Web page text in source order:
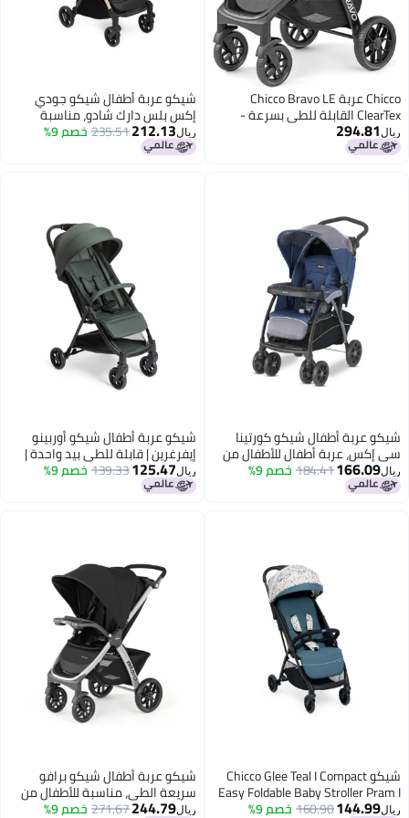
Chicco عربة Chicco Bravo LE
ClearTex القابلة للطي بسرعة -
رمادي
ريال294.81
شيكو عربة أطفال شيكو جودي
إكس بلس دارك شادو، مناسبة
للأطفال من عمر 0 ​​إلى 4 سنوات،
سهلة الطي بيد واحدة، عجلات كبيرة
ريال212.13
235.51خصم 9%
شيكو عربة أطفال شيكو كورتينا
سي إكس، عربة أطفال للأطفال من
عمر 0-5 سنوات (ولد، بنت)، 8
وضعيات إمالة مع مقعد يشبه
بخمس نقاط (حتى 22 كجم، أزرق بحر
ريال166.09
184.41خصم 9%
شيكو عربة أطفال شيكو أوربينو
إيفرغرين | قابلة للطي بيد واحدة |
مقاعد واسعة ومريحة مع وسادة
كتف | مسند ظهر قابل للإمالة
ريال125.47
139.33خصم 9%
شيكو Chicco Glee Teal I Compact
Easy Foldable Baby Stroller Pram I
with Soft Padded Seats I Canopy
ريال144.99
160.90خصم 9%
شيكو عربة أطفال شيكو برافو
سريعة الطي، مناسبة للأطفال من
عمر 0-5 سنوات (أولاد، بنات)، فرامل ريال244.79
271.67خصم 9%